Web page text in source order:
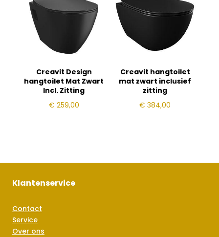
Creavit Design
hangtoilet Mat Zwart
Incl. Zitting
€ 259,00
Creavit hangtoilet
mat zwart inclusief
zitting
€ 384,00
Klantenservice
Contact
Service
Over ons